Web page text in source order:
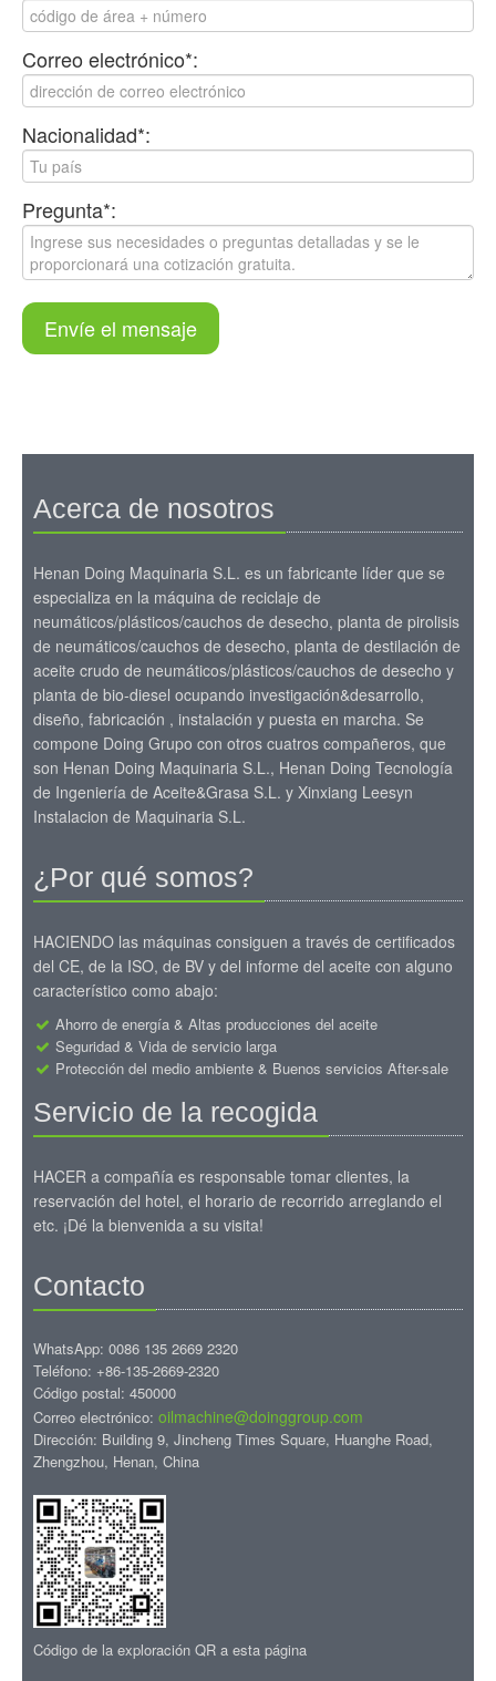
Correo electrónico*:
Nacionalidad*:
Pregunta*:
Envíe el mensaje
Acerca de nosotros
Henan Doing Maquinaria S.L. es un fabricante líder que se
especializa en la máquina de reciclaje de
neumáticos/plásticos/cauchos de desecho, planta de pirolisis
de neumáticos/cauchos de desecho, planta de destilación de
aceite crudo de neumáticos/plásticos/cauchos de desecho y
planta de bio-diesel ocupando investigación&desarrollo,
diseño, fabricación , instalación y puesta en marcha. Se
compone Doing Grupo con otros cuatros compañeros, que
son Henan Doing Maquinaria S.L., Henan Doing Tecnología
de Ingeniería de Aceite&Grasa S.L. y Xinxiang Leesyn
Instalacion de Maquinaria S.L.
¿Por qué somos?
HACIENDO las máquinas consiguen a través de certificados
del CE, de la ISO, de BV y del informe del aceite con alguno
característico como abajo:
Ahorro de energía & Altas producciones del aceite
Seguridad & Vida de servicio larga
Protección del medio ambiente & Buenos servicios After-sale
Servicio de la recogida
HACER a compañía es responsable tomar clientes, la
reservación del hotel, el horario de recorrido arreglando el
etc. ¡Dé la bienvenida a su visita!
Contacto
WhatsApp: 0086 135 2669 2320
Teléfono: +86-135-2669-2320
Código postal: 450000
Correo electrónico: oilmachine@doinggroup.com
Dirección: Building 9, Jincheng Times Square, Huanghe Road,
Zhengzhou, Henan, China
Código de la exploración QR a esta página